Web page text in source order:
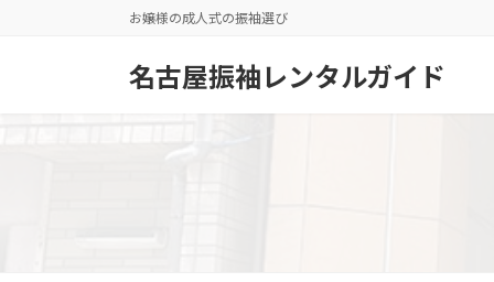
お嬢様の成人式の振袖選び
名古屋振袖レンタルガイド